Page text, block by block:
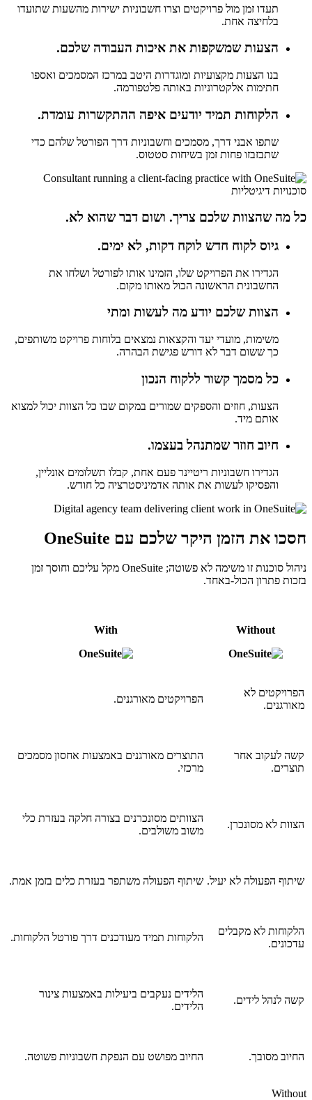
תעדו זמן מול פרויקטים וצרו חשבוניות ישירות מהשעות שתועדו
בלחיצה אחת.
הצעות שמשקפות את איכות העבודה שלכם.
בנו הצעות מקצועיות ומוגדרות היטב במרכז המסמכים ואספו
חתימות אלקטרוניות באותה פלטפורמה.
הלקוחות תמיד יודעים איפה ההתקשרות עומדת.
שתפו אבני דרך, מסמכים וחשבוניות דרך הפורטל שלהם כדי
שתבזבזו פחות זמן בשיחות סטטוס.
סוכנויות דיגיטליות
כל מה שהצוות שלכם צריך. ושום דבר שהוא לא.
גיוס לקוח חדש לוקח דקות, לא ימים.
הגדירו את הפרויקט שלו, הזמינו אותו לפורטל ושלחו את
החשבונית הראשונה הכול מאותו מקום.
הצוות שלכם יודע מה לעשות ומתי
משימות, מועדי יעד והקצאות נמצאים בלוחות פרויקט משותפים,
כך ששום דבר לא דורש פגישת הבהרה.
כל מסמך קשור ללקוח הנכון
הצעות, חוזים והספקים שמורים במקום שבו כל הצוות יכול למצוא
אותם מיד.
חיוב חוזר שמתנהל בעצמו.
הגדירו חשבוניות ריטיינר פעם אחת, קבלו תשלומים אונליין,
והפסיקו לעשות את אותה אדמיניסטרציה כל חודש.
חסכו את הזמן היקר שלכם עם OneSuite
ניהול סוכנות זו משימה לא פשוטה; OneSuite מקל עליכם וחוסך זמן
בזכות פתרון הכול-באחד.
Without
With
הפרויקטים לא
מאורגנים.
הפרויקטים מאורגנים.
קשה לעקוב אחר
תוצרים.
התוצרים מאורגנים באמצעות אחסון מסמכים
מרכזי.
הצוות לא מסונכרן.
הצוותים מסונכרנים בצורה חלקה בעזרת כלי
משוב משולבים.
שיתוף הפעולה לא יעיל. שיתוף הפעולה משתפר בעזרת כלים בזמן אמת.
הלקוחות לא מקבלים
עדכונים.
הלקוחות תמיד מעודכנים דרך פורטל הלקוחות.
קשה לנהל לידים.
הלידים נעקבים ביעילות באמצעות צינור
הלידים.
החיוב מסובך. החיוב מפושט עם הנפקת חשבוניות פשוטה.
Without